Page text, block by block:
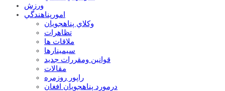
ورزش
امورپناهندگي
وکلاي پناهجويان
تظاهرات
ملاقات ها
سيمينارها
قوانين ومقررات جديد
مقالات
راپور روزمره
درمورد پناهجويان افغان